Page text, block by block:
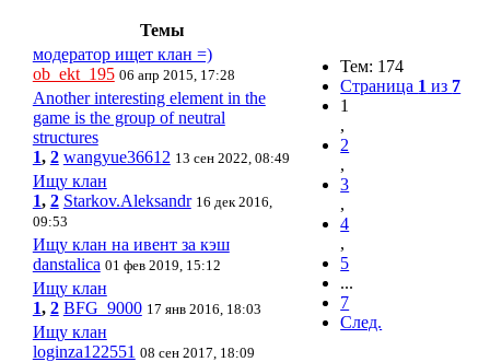
Тем: 174
Страница 1 из 7
1
,
2
,
3
,
4
,
5
...
7
След.
Темы
модератор ищет клан =)
ob_ekt_195 06 апр 2015, 17:28
Another interesting element in the
game is the group of neutral
structures
1, 2 wangyue36612 13 сен 2022, 08:49
Ищу клан
1, 2 Starkov.Aleksandr 16 дек 2016,
09:53
Ищу клан на ивент за кэш
danstalica 01 фев 2019, 15:12
Ищу клан
1, 2 BFG_9000 17 янв 2016, 18:03
Ищу клан
loginza122551 08 сен 2017, 18:09